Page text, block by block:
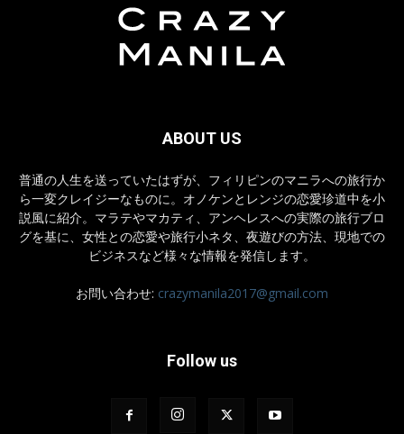
ABOUT US
普通の人生を送っていたはずが、フィリピンのマニラへの旅行か
ら一変クレイジーなものに。オノケンとレンジの恋愛珍道中を小
説風に紹介。マラテやマカティ、アンヘレスへの実際の旅行ブロ
グを基に、女性との恋愛や旅行小ネタ、夜遊びの方法、現地での
ビジネスなど様々な情報を発信します。
お問い合わせ: crazymanila2017@gmail.com
Follow us